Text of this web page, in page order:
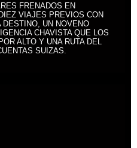
FRENADOS EN
VIAJES PREVIOS CON
UN NOVENO
CHAVISTA QUE LOS
ALTO Y UNA RUTA DEL
SUIZAS.